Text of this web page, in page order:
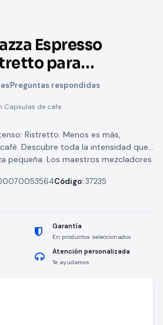
Espresso
para
Caja de 10
Preguntas respondidas
Capsulas de cafe
Ristretto. Menos es más,
Descubre toda la intensidad que
pequeña. Los maestros mezcladores
Código:37235
Garantía
En productos seleccionados
Atención personalizada
Te ayudamos